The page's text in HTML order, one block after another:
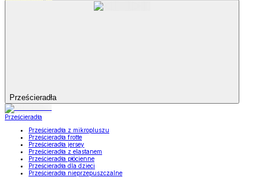
Prześcieradła
Prześcieradła
Prześcieradła z mikropluszu
Prześcieradła frotte
Prześcieradła jersey
Prześcieradła z elastanem
Prześcieradła płócienne
Prześcieradła dla dzieci
Prześcieradła nieprzepuszczalne